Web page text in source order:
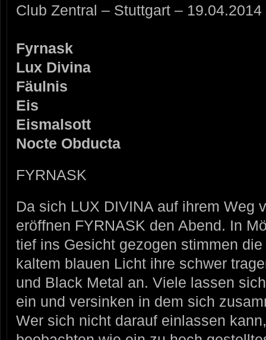
Club Zentral – Stuttgart – 19.04.2014
Fyrnask
Lux Divina
Fäulnis
Eis
Eismalsott
Nocte Obducta
FYRNASK
Da sich LUX DIVINA auf ihrem Weg
eröffnen FYRNASK den Abend. In
tief ins Gesicht gezogen stimmen
kaltem blauen Licht ihre schwer
und Black Metal an. Viele lassen
ein und versinken in dem sich
Wer sich nicht darauf einlassen